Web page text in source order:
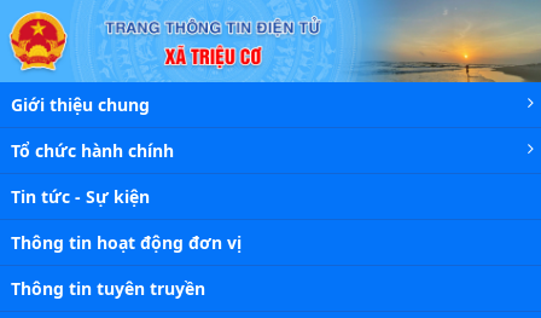
Chi tiết tin - Xã Triệu Cơ
Giới thiệu chung
Tổ chức hành chính
Tin tức - Sự kiện
Thông tin hoạt động đơn vị
Thông tin tuyên truyền